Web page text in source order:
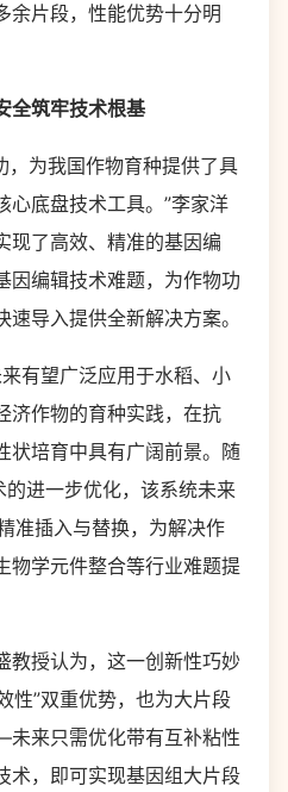
余片段，性能优势十分明
筑牢技术根基
为我国作物育种提供了具
心底盘技术工具。”李家洋
现了高效、精准的基因编
因编辑技术难题，为作物功
导入提供全新解决方案。
望广泛应用于水稻、小
济作物的育种实践，在抗
状培育中具有广阔前景。随
的进一步优化，该系统未来
准插入与替换，为解决作
物学元件整合等行业难题提
授认为，这一创新性巧妙
性”双重优势，也为大片段
来只需优化带有互补粘性
术，即可实现基因组大片段